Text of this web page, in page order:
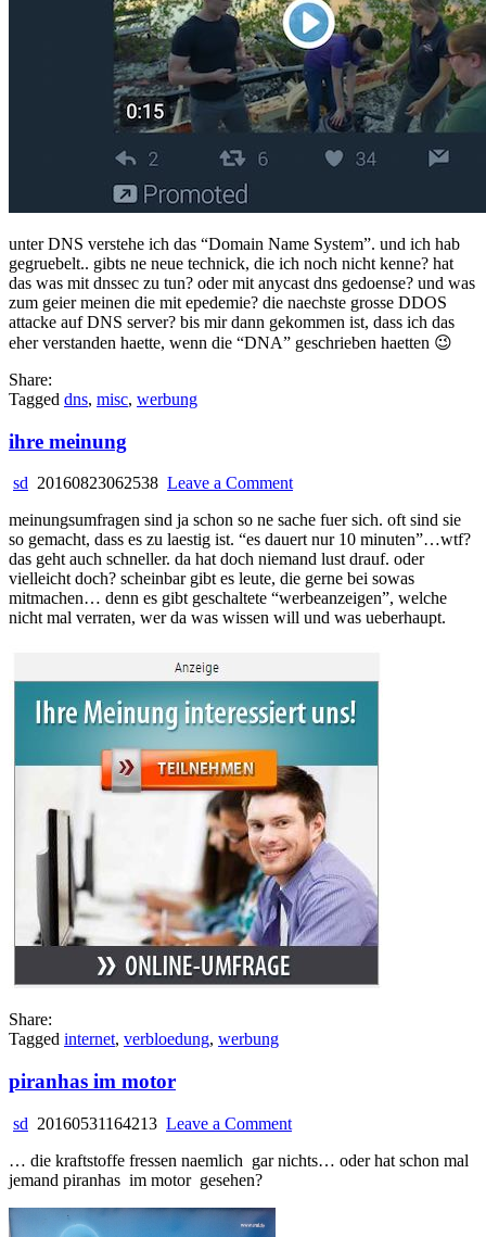
unter DNS verstehe ich das “Domain Name System”. und ich hab
gegruebelt.. gibts ne neue technick, die ich noch nicht kenne? hat
das was mit dnssec zu tun? oder mit anycast dns gedoense? und was
zum geier meinen die mit epedemie? die naechste grosse DDOS
attacke auf DNS server? bis mir dann gekommen ist, dass ich das
eher verstanden haette, wenn die “DNA” geschrieben haetten 😉
Share:
Tagged dns, misc, werbung
ihre meinung
sd 20160823062538 Leave a Commenton
meinung
meinungsumfragen sind ja schon so ne sache fuer sich. oft sind sie
so gemacht, dass es zu laestig ist. “es dauert nur 10 minuten”…wtf?
das geht auch schneller. da hat doch niemand lust drauf. oder
vielleicht doch? scheinbar gibt es leute, die gerne bei sowas
mitmachen… denn es gibt geschaltete “werbeanzeigen”, welche
nicht mal verraten, wer da was wissen will und was ueberhaupt.
Share:
Tagged internet, verbloedung, werbung
piranhas im motor
sd 20160531164213 Leave a Commenton
im
… die kraftstoffe fressen naemlich gar nichts… oder hat schon mal
jemand piranhas im motor gesehen?